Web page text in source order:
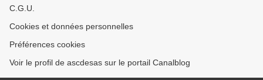
C.G.U.
Cookies et données personnelles
Préférences cookies
Voir le profil de ascdesas sur le portail Canalblog